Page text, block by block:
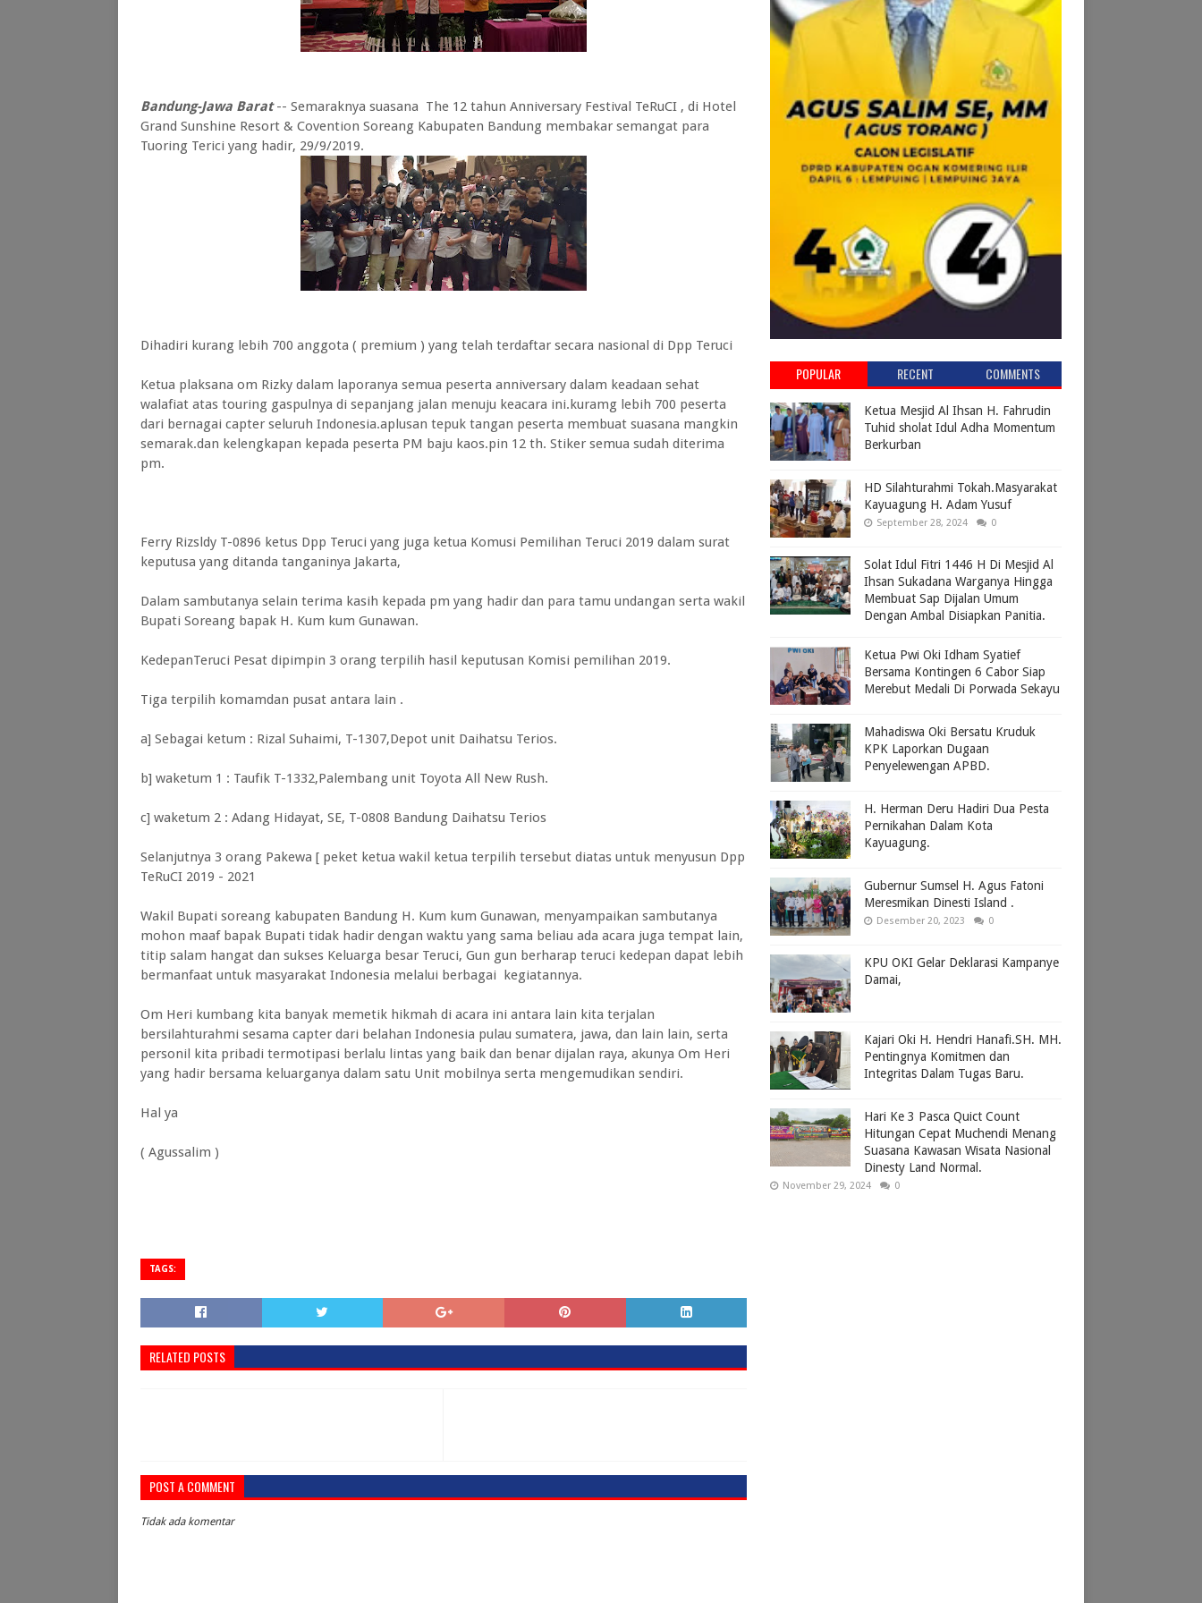
Bandung-Jawa Barat-- Semaraknya suasana The 12 tahun Anniversary Festival TeRuCI , di Hotel
Grand Sunshine Resort & Covention Soreang Kabupaten Bandung membakar semangat para
Tuoring Terici yang hadir, 29/9/2019.
Dihadiri kurang lebih 700 anggota ( premium ) yang telah terdaftar secara nasional di Dpp Teruci
Ketua plaksana om Rizky dalam laporanya semua peserta anniversary dalam keadaan sehat
walafiat atas touring gaspulnya di sepanjang jalan menuju keacara ini.kuramg lebih 700 peserta
dari bernagai capter seluruh Indonesia.aplusan tepuk tangan peserta membuat suasana mangkin
semarak.dan kelengkapan kepada peserta PM baju kaos.pin 12 th. Stiker semua sudah diterima
pm.
Ferry Rizsldy T-0896 ketus Dpp Teruci yang juga ketua Komusi Pemilihan Teruci 2019 dalam surat
keputusa yang ditanda tanganinya Jakarta,
Dalam sambutanya selain terima kasih kepada pm yang hadir dan para tamu undangan serta wakil
Bupati Soreang bapak H. Kum kum Gunawan.
KedepanTeruci Pesat dipimpin 3 orang terpilih hasil keputusan Komisi pemilihan 2019.
Tiga terpilih komamdan pusat antara lain .
a] Sebagai ketum : Rizal Suhaimi, T-1307,Depot unit Daihatsu Terios.
b] waketum 1 : Taufik T-1332,Palembang unit Toyota All New Rush.
c] waketum 2 : Adang Hidayat, SE, T-0808 Bandung Daihatsu Terios
Selanjutnya 3 orang Pakewa [ peket ketua wakil ketua terpilih tersebut diatas untuk menyusun Dpp
TeRuCI 2019 - 2021
Wakil Bupati soreang kabupaten Bandung H. Kum kum Gunawan, menyampaikan sambutanya
mohon maaf bapak Bupati tidak hadir dengan waktu yang sama beliau ada acara juga tempat lain,
titip salam hangat dan sukses Keluarga besar Teruci, Gun gun berharap teruci kedepan dapat lebih
bermanfaat untuk masyarakat Indonesia melalui berbagai kegiatannya.
Om Heri kumbang kita banyak memetik hikmah di acara ini antara lain kita terjalan
bersilahturahmi sesama capter dari belahan Indonesia pulau sumatera, jawa, dan lain lain, serta
personil kita pribadi termotipasi berlalu lintas yang baik dan benar dijalan raya, akunya Om Heri
yang hadir bersama keluarganya dalam satu Unit mobilnya serta mengemudikan sendiri.
Hal ya
( Agussalim )
TAGS:
RELATED POSTS
POST A COMMENT
Tidak ada komentar
POPULAR RECENT COMMENTS
Ketua Mesjid Al Ihsan H. Fahrudin
Tuhid sholat Idul Adha Momentum
Berkurban
HD Silahturahmi Tokah.Masyarakat
Kayuagung H. Adam Yusuf
September 28, 2024 0
Solat Idul Fitri 1446 H Di Mesjid Al
Ihsan Sukadana Warganya Hingga
Membuat Sap Dijalan Umum
Dengan Ambal Disiapkan Panitia.
Ketua Pwi Oki Idham Syatief
Bersama Kontingen 6 Cabor Siap
Merebut Medali Di Porwada Sekayu
Mahadiswa Oki Bersatu Kruduk
KPK Laporkan Dugaan
Penyelewengan APBD.
H. Herman Deru Hadiri Dua Pesta
Pernikahan Dalam Kota
Kayuagung.
Gubernur Sumsel H. Agus Fatoni
Meresmikan Dinesti Island .
Desember 20, 2023 0
KPU OKI Gelar Deklarasi Kampanye
Damai,
Kajari Oki H. Hendri Hanafi.SH. MH.
Pentingnya Komitmen dan
Integritas Dalam Tugas Baru.
Hari Ke 3 Pasca Quict Count
Hitungan Cepat Muchendi Menang
Suasana Kawasan Wisata Nasional
Dinesty Land Normal.
November 29, 2024 0